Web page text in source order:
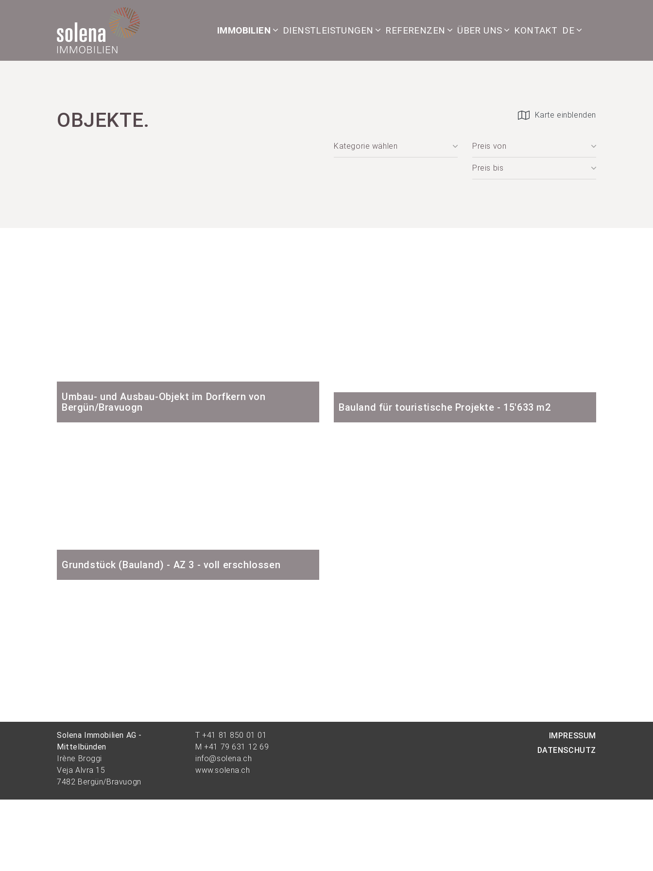
IMMOBILIEN DIENSTLEISTUNGEN REFERENZEN ÜBER UNS KONTAKT DE
OBJEKTE. Karte einblenden
Kategorie wählen Preis von
Preis bis
Umbau- und Ausbau-Objekt im Dorfkern von
Bergün/Bravuogn
Bauland für touristische Projekte - 15'633 m2
Grundstück (Bauland) - AZ 3 - voll erschlossen
Solena Immobilien AG -
Mittelbünden
Irène Broggi
Veja Alvra 15
7482 Bergün/Bravuogn
T +41 81 850 01 01
M +41 79 631 12 69
info@solena.ch
www.solena.ch
IMPRESSUM
DATENSCHUTZ